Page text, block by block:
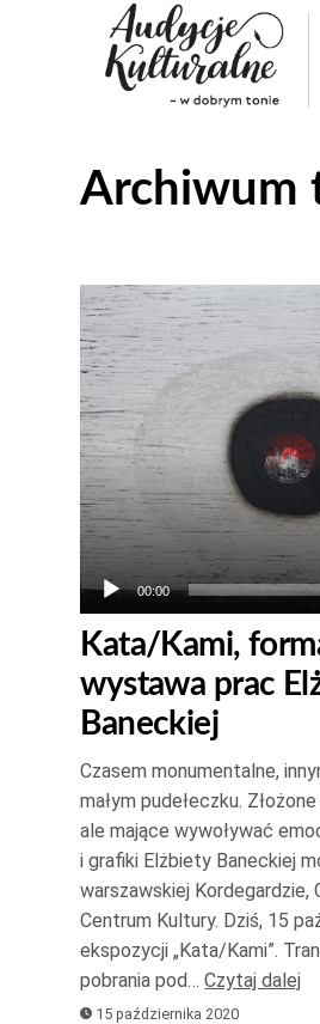
Archiwum
Odtwarzacz
plików
dźwiękowych
00:00
Kata/Kami,
wystawa prac
Baneckiej
Czasem monumentalne,
małym pudełeczku.
ale mające wywoływać
i grafiki Elżbiety Baneckiej
warszawskiej Kordegardzie,
Centrum Kultury. Dziś, 15
ekspozycji „Kata/Kami”.
pobrania pod…Czytaj dalej
15 października 2020